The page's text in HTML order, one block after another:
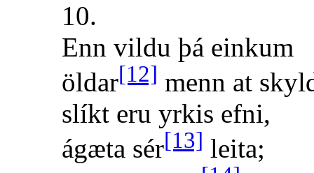
10.
Enn vildu þá einkum
öldar[12] menn at
slíkt eru yrkis efni,
ágæta sér[13] leita;